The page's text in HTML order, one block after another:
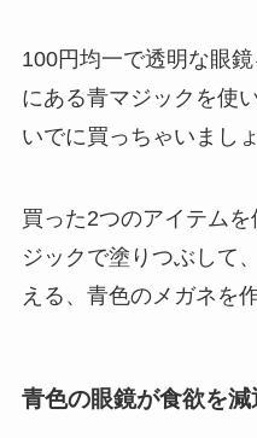
100円均一で透明な眼
にある青マジックを使
いでに買っちゃいまし
買った2つのアイテム
ジックで塗りつぶして
える、青色のメガネを
青色の眼鏡が食欲を減